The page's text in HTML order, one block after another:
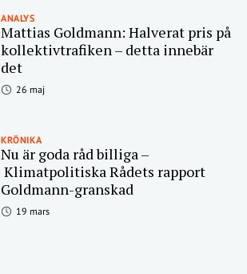
ANALYS
Mattias Goldmann: Halverat pris på
kollektivtrafiken – detta innebär
det
26 maj
KRÖNIKA
Nu är goda råd billiga –
Klimatpolitiska Rådets rapport
Goldmann-granskad
19 mars